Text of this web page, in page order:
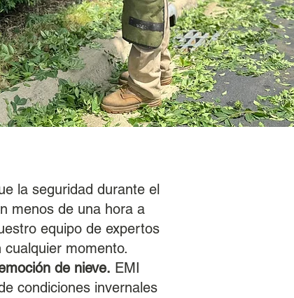
la seguridad durante el
menos de una hora a
equipo de expertos
momento.
de nieve. EMI
condiciones invernales